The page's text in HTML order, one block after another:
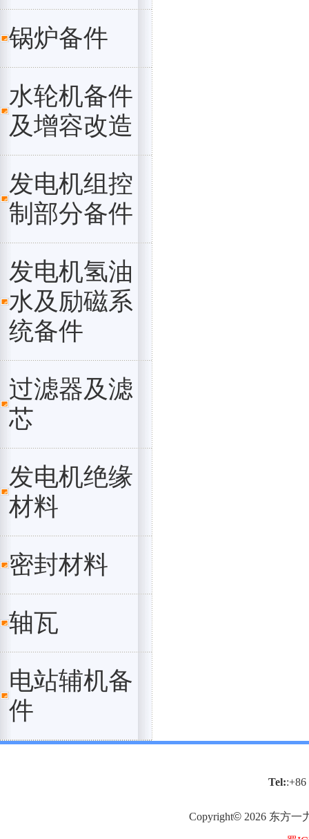
锅炉备件
水轮机备件
及增容改造
发电机组控
制部分备件
发电机氢油
水及励磁系
统备件
过滤器及滤
芯
发电机绝缘
材料
密封材料
轴瓦
电站辅机备
件
Tel::+86
Copyright© 2026 东方一